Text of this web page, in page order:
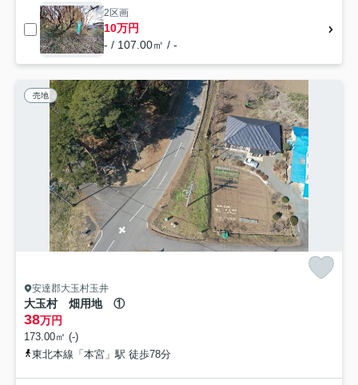
2区画
10万円
- / 107.00㎡ / -
売地
安達郡大玉村玉井
大玉村 畑用地 ①
38万円
173.00㎡ (-)
東北本線「本宮」駅 徒歩78分